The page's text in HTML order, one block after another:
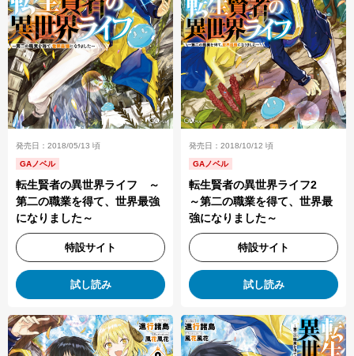
発売日：2018/05/13 頃
GAノベル
転生賢者の異世界ライフ ～
第二の職業を得て、世界最強
になりました～
特設サイト
試し読み
発売日：2018/10/12 頃
GAノベル
転生賢者の異世界ライフ2
～第二の職業を得て、世界最
強になりました～
特設サイト
試し読み